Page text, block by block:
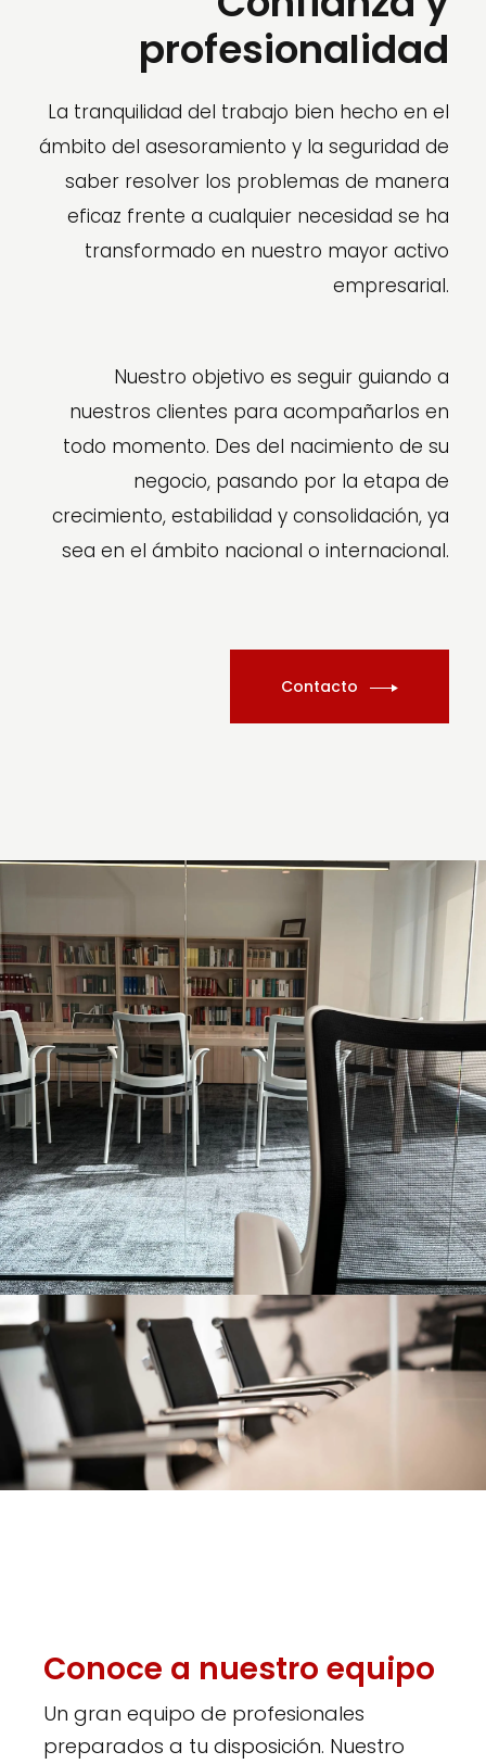
profesionalidad
La tranquilidad del trabajo bien hecho en el
ámbito del asesoramiento y la seguridad de
saber resolver los problemas de manera
eficaz frente a cualquier necesidad se ha
transformado en nuestro mayor activo
empresarial.
Nuestro objetivo es seguir guiando a
nuestros clientes para acompañarlos en
todo momento. Des del nacimiento de su
negocio, pasando por la etapa de
crecimiento, estabilidad y consolidación, ya
sea en el ámbito nacional o internacional.
Contacto
Conoce a nuestro equipo
Un gran equipo de profesionales
preparados a tu disposición. Nuestro